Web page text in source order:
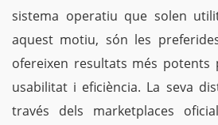
sistema operatiu que solen
aquest motiu, són les
ofereixen resultats més potents
usabilitat i eficiència. La seva
través dels marketplaces